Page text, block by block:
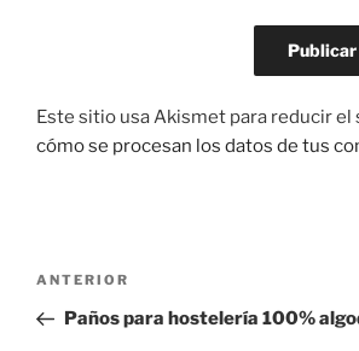
Este sitio usa Akismet para reducir el
cómo se procesan los datos de tus
Navegación
entradas
Entrada
anterior:
ANTERIOR
Paños para hostelería 100%